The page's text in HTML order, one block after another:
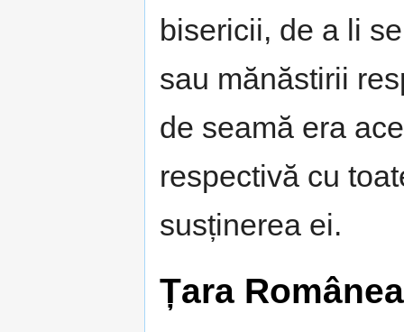
bisericii, de a li
sau mănăstirii
de seamă era
respectivă cu
susținerea ei.
Țara